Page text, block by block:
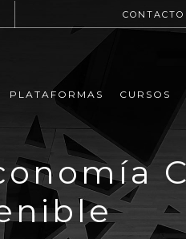
CONTACTO
PLATAFORMAS CURSOS